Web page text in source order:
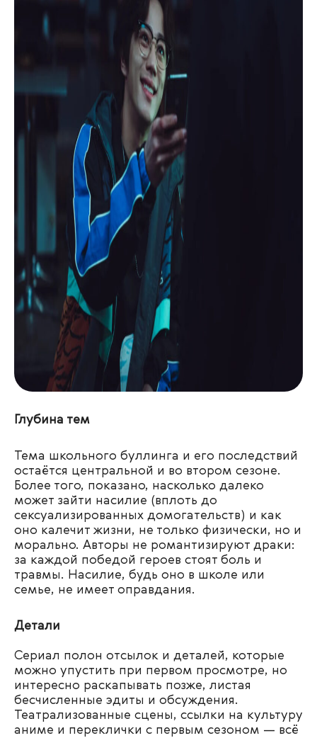
Глубина тем
Тема школьного буллинга и его последствий
остаётся центральной и во втором сезоне.
Более того, показано, насколько далеко
может зайти насилие (вплоть до
сексуализированных домогательств) и как
оно калечит жизни, не только физически, но и
морально. Авторы не романтизируют драки:
за каждой победой героев стоят боль и
травмы. Насилие, будь оно в школе или
семье, не имеет оправдания.
Детали
Сериал полон отсылок и деталей, которые
можно упустить при первом просмотре, но
интересно раскапывать позже, листая
бесчисленные эдиты и обсуждения.
Театрализованные сцены, ссылки на культуру
аниме и переклички с первым сезоном — всё